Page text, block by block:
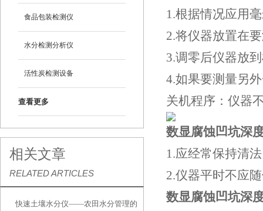
食品包装检测仪
水分检测分析仪
活性炭检测设备
查看更多
相关文章
RELATED ARTICLES
快速土壤水分仪——农田水分管理的
1.根据情况应用
2.将仪器放置在
3.调零后仪器放
4.如果要测量另
关机程序：仪器
数显腐蚀凹坑深
1.应经常保持清
2.仪器平时不应
数显腐蚀凹坑深